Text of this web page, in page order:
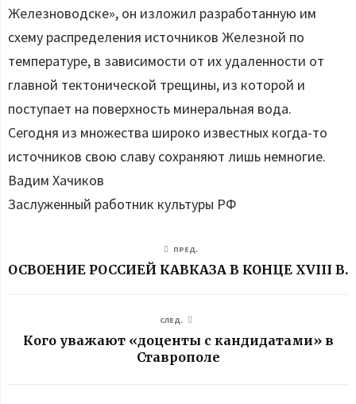
Железноводске», он изложил разработанную им
схему распределения источников Железной по
температуре, в зависимости от их удаленности от
главной тектонической трещины, из которой и
поступает на поверхность минеральная вода.
Сегодня из множества широко известных когда-то
источников свою славу сохраняют лишь немногие.
Вадим Хачиков
Заслуженный работник культуры РФ
ПРЕД.
ОСВОЕНИЕ РОССИЕЙ КАВКАЗА В КОНЦЕ XVIII В.
СЛЕД.
Кого уважают «доценты с кандидатами» в
Ставрополе